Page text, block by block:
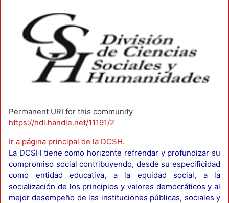
Permanent URI for this community
https://hdl.handle.net/11191/2
Ir a página principal de la DCSH.
La DCSH tiene como horizonte refrendar y profundizar su
compromiso social contribuyendo, desde su especificidad
como entidad educativa, a la equidad social, a la
socialización de los principios y valores democráticos y al
mejor desempeño de las instituciones públicas, sociales y